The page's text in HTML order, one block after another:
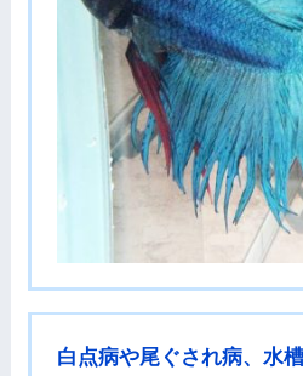
白点病や尾ぐされ病、水